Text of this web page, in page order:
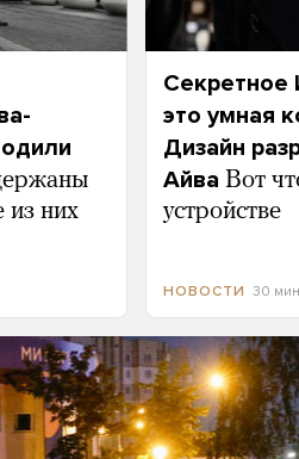
из них
Секретное
это умная
Дизайн
Айва Вот
устройстве
НОВОСТИ 30